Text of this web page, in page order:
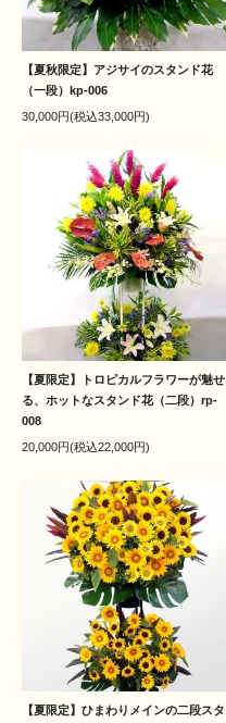
【夏秋限定】アジサイのスタンド花
（一段）kp-006
30,000円(税込33,000円)
【夏限定】トロピカルフラワーが魅せ
る、ホットなスタンド花（二段）rp-
008
20,000円(税込22,000円)
【夏限定】ひまわりメインの二段スタ